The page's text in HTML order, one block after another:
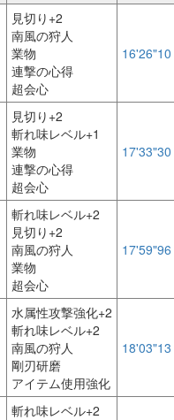
見切り+2
南風の狩人
業物
連撃の心得
超会心
16'26"10
見切り+2
斬れ味レベル+1
業物
連撃の心得
超会心
17'33"30
斬れ味レベル+2
見切り+2
南風の狩人
業物
超会心
17'59"96
水属性攻撃強化+2
斬れ味レベル+2
南風の狩人
剛刃研磨
アイテム使用強化
18'03"13
斬れ味レベル+2